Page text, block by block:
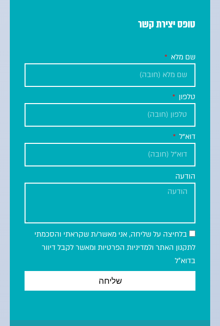
טופס יצירת קשר
שם מלא
טלפון
דוא"ל
הודעה
בלחיצה על שליחה, אני מאשר/ת שקראתי והסכמתי
לתקנון האתר ולמדיניות הפרטיות ומאשר לקבל דיוור
בדוא״ל
שליחה